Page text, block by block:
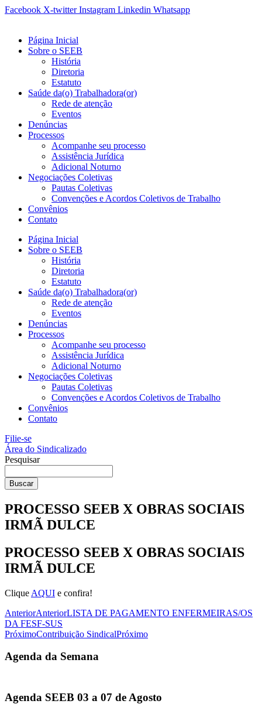
Ir
conteúdo
Facebook X-twitter Instagram Linkedin Whatsapp
Página Inicial
Sobre o SEEB
História
Diretoria
Estatuto
Saúde da(o) Trabalhadora(or)
Rede de atenção
Eventos
Denúncias
Processos
Acompanhe seu processo
Assistência Jurídica
Adicional Noturno
Negociações Coletivas
Pautas Coletivas
Convenções e Acordos Coletivos de Trabalho
Convênios
Contato
Página Inicial
Sobre o SEEB
História
Diretoria
Estatuto
Saúde da(o) Trabalhadora(or)
Rede de atenção
Eventos
Denúncias
Processos
Acompanhe seu processo
Assistência Jurídica
Adicional Noturno
Negociações Coletivas
Pautas Coletivas
Convenções e Acordos Coletivos de Trabalho
Convênios
Contato
Filie-se
Área do Sindicalizado
Pesquisar
Buscar
PROCESSO SEEB X OBRAS SOCIAIS
IRMÃ DULCE
PROCESSO SEEB X OBRAS SOCIAIS
IRMÃ DULCE
Clique AQUI e confira!
AnteriorAnteriorLISTA DE PAGAMENTO ENFERMEIRAS/OS
DA FESF-SUS
PróximoContribuição SindicalPróximo
Agenda da Semana
Agenda SEEB 03 a 07 de Agosto